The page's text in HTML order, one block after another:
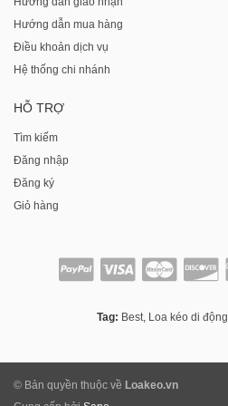
Hướng dẫn mua hàng
Điều khoản dịch vụ
Hệ thống chi nhánh
HỖ TRỢ
Tìm kiếm
Đăng nhập
Đăng ký
Giỏ hàng
Tag: Best, Loa kéo di động
© Bản quyền thuộc về Loakeo.vn